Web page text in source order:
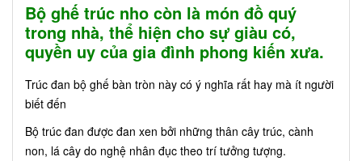
Bộ ghế trúc nho còn là món đồ quý
trong nhà, thể hiện cho sự giàu có,
quyền uy của gia đình phong kiến xưa.
Trúc đan bộ ghế bàn tròn này có ý nghĩa rất hay mà ít người
biết đến
Bộ trúc đan được đan xen bởi những thân cây trúc, cành
non, lá cây do nghệ nhân đục theo trí tưởng tượng.